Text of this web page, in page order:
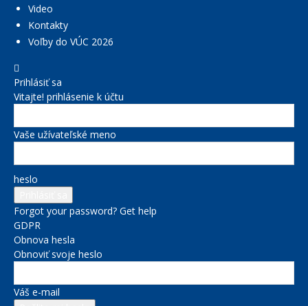
Video
Kontakty
Voľby do VÚC 2026
Prihlásiť sa
Vitajte! prihlásenie k účtu
Vaše užívateľské meno
heslo
Forgot your password? Get help
GDPR
Obnova hesla
Obnoviť svoje heslo
Váš e-mail